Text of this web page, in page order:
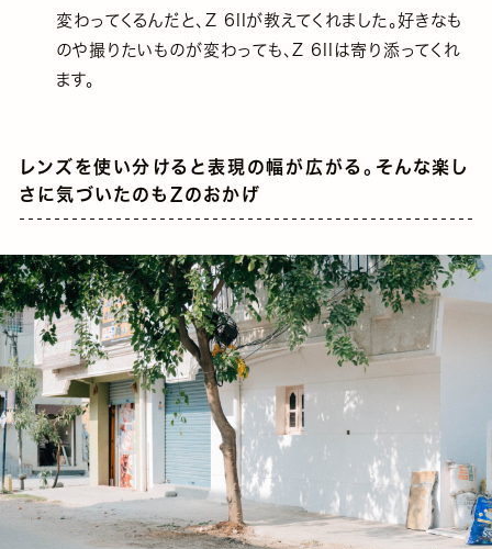
変わってくるんだと、Z 6IIが教えてくれました。好きなも
のや撮りたいものが変わっても、Z 6IIは寄り添ってくれ
ます。
レンズを使い分けると表現の幅が広がる。そんな楽し
さに気づいたのもZのおかげ